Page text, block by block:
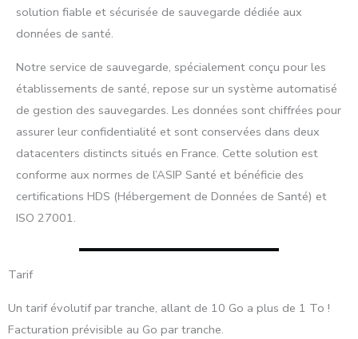
solution fiable et sécurisée de sauvegarde dédiée aux
données de santé.
Notre service de sauvegarde, spécialement conçu pour les
établissements de santé, repose sur un système automatisé
de gestion des sauvegardes. Les données sont chiffrées pour
assurer leur confidentialité et sont conservées dans deux
datacenters distincts situés en France. Cette solution est
conforme aux normes de l’ASIP Santé et bénéficie des
certifications HDS (Hébergement de Données de Santé) et
ISO 27001.
Tarif
Un tarif évolutif par tranche, allant de 10 Go a plus de 1 To !
Facturation prévisible au Go par tranche.